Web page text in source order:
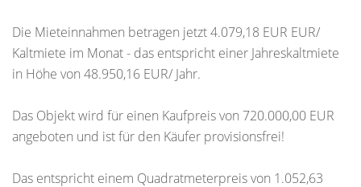
Die Mieteinnahmen betragen jetzt 4.079,18 EUR EUR/
Kaltmiete im Monat - das entspricht einer Jahreskaltmiete
in Höhe von 48.950,16 EUR/ Jahr.
Das Objekt wird für einen Kaufpreis von 720.000,00 EUR
angeboten und ist für den Käufer provisionsfrei!
Das entspricht einem Quadratmeterpreis von 1.052,63